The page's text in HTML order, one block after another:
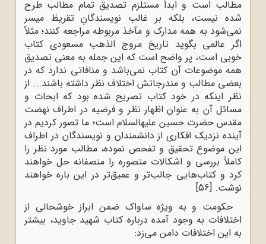
مطالب است و ابداً مستلزم تصدیق تمام مطالب طرح
شده نیست، بلکه بر غالب نویسندگانِ تقریظ میسر
نمی‌شود به همه مدارک و مآخذ مربوطه مراجعه کنند؛ مثلاً
اگر عالمی بگوید تاریخ مروج الذهب مسعودی کتاب
خوبی است، پر واضح است که این جمله به معنی تصدیق
همه موضوعات آن کتاب نمی‌باشد و منافاتی ندارد که در
بعضی مطالب و مندرجاتش اختلاف نظر داشته باشند... از
نظر اینکه در خود کتاب تصریح شده بود که ابحاث و
مسائل آن به عنوان اظهار نظر و فرضیه در اطراف نهضت
مقدس حضرت حسین علیه‍السلام است؛ ما تصور کردیم در
آینده نزدیک افکاری از دانشمندان و نویسندگان در اطراف
این موضوع تحقیق و تفحص نموده، مطالب مورد نظر را
کاملاً بررسی و اشکالات متصوره را منصفانه حل خواهند
کرد و کتاب‌هایی جالب‌تر و عمیق‌تر در این باره خواهند
نوشت. [56]
حکومت و به ویژه ساواک ضمن ابراز خوشحالی از
اختلافات به وجود آمده درباره کتاب شهید جاوید، بیشتر
به این اختلافات دامن می‌زد: